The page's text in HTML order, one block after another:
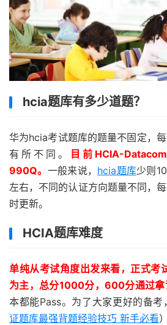
hcia题库有多少道题？
华为hcia考试题库的题量不固定，
有所不同。 目前 HCIA-
990Q。 一般来说， hcia题库少则
左右，不同的认证方向题量不同，
时更新。
HCIA题库难度
单纯从考试角度出发来看，正式考
为主，总分1000分，600分通过拿
本都能Pass。为了大家更好的备考
证题库最强背题经验技巧 新手必看）